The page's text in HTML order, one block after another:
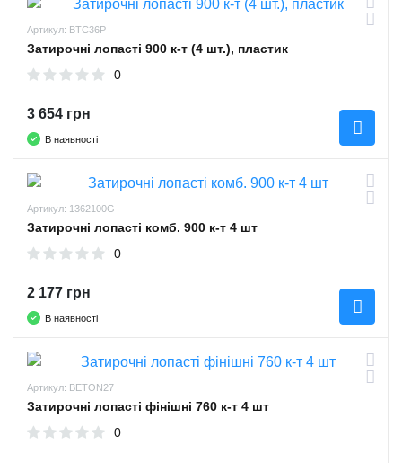
Артикул: BTC36P
Затирочні лопасті 900 к-т (4 шт.), пластик
0
3 654 грн
В наявності
Артикул: 1362100G
Затирочні лопасті комб. 900 к-т 4 шт
0
2 177 грн
В наявності
Артикул: BETON27
Затирочні лопасті фінішні 760 к-т 4 шт
0